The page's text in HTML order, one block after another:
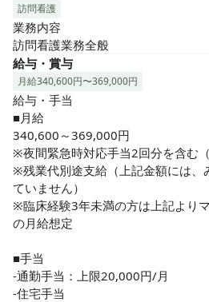
の数社で希少性◎
訪問看護
業務内容
訪問看護業務全般
給与・賞与
月給340,600円〜369,000円
給与・手当
■月給
340,600～369,000円
※夜間緊急時対応手当2回分を含む
※残業代別途支給（上記金額には、
ていません）
※臨床経験3年未満の方は上記より
の月給想定
■手当
-通勤手当：上限20,000円/月
-住宅手当